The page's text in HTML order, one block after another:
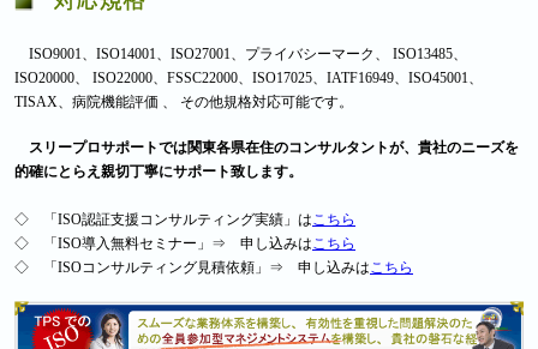
ISO9001、ISO14001、ISO27001、プライバシーマーク、 ISO13485、
ISO20000、 ISO22000、FSSC22000、ISO17025、IATF16949、ISO45001、
TISAX、病院機能評価 、 その他規格対応可能です。
スリープロサポートでは関東各県在住のコンサルタントが、貴社のニーズを
的確にとらえ親切丁寧にサポート致します。
◇ 「ISO認証支援コンサルティング実績」はこちら
◇ 「ISO導入無料セミナー」⇒ 申し込みはこちら
◇ 「ISOコンサルティング見積依頼」⇒ 申し込みはこちら